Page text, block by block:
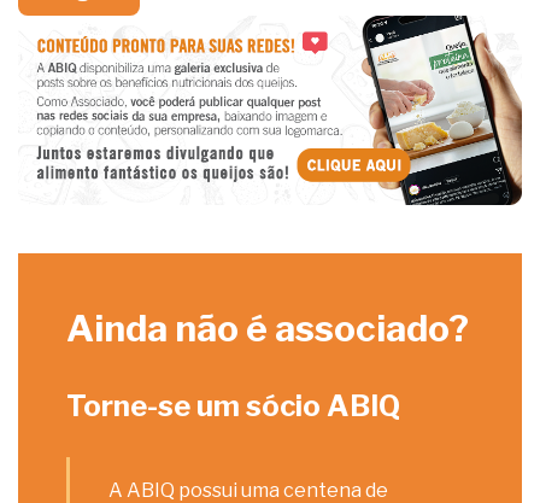
Ainda não é associado?
Torne-se um sócio ABIQ
A ABIQ possui uma centena de